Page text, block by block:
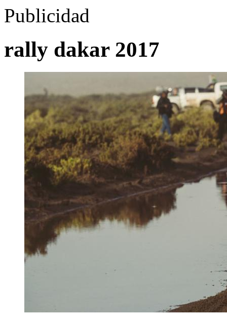
Publicidad
rally dakar 2017